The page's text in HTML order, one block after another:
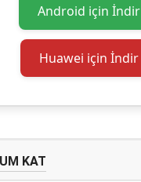
Android için İndir
Huawei için İndir
KAT